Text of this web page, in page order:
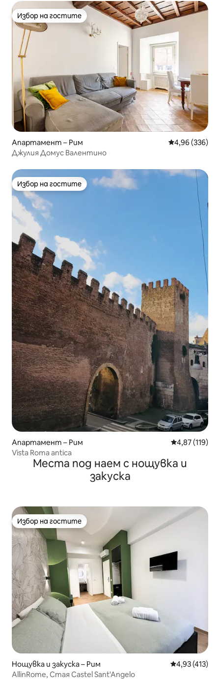
Избор на гостите
Избор на гостите
Апартамент – Рим Средна
4,96 (336)
Джулия Домус Валентино
Избор на гостите
Избор на гостите
Апартамент – Рим Средна
4,87 (119)
Vista Roma antica
Места под наем с нощувка и
закуска
Избор на гостите
Избор на гостите
Нощувка и закуска – Рим Средна
4,93 (413)
AllinRome, Стая Castel Sant'Angelo